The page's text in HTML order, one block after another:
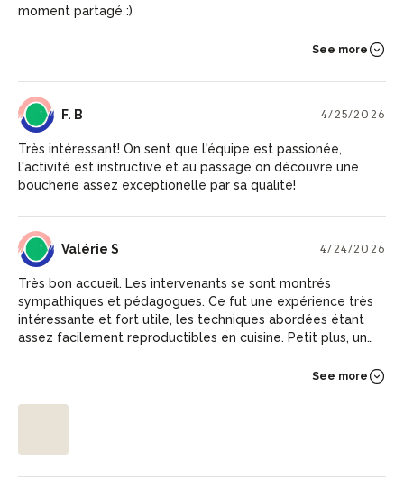
moment partagé :)
See more
FB F. B 4/25/2026
Très intéressant! On sent que l'équipe est passionée,
l'activité est instructive et au passage on découvre une
boucherie assez exceptionelle par sa qualité!
VS Valérie S 4/24/2026
Très bon accueil. Les intervenants se sont montrés
sympathiques et pédagogues. Ce fut une expérience très
intéressante et fort utile, les techniques abordées étant
assez facilement reproductibles en cuisine. Petit plus, un
See more